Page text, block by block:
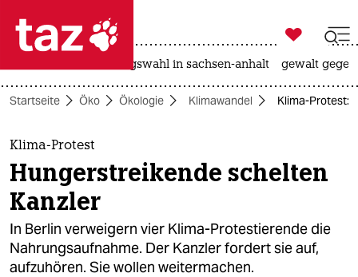
 taz zahl ich
taz zahl ich
themen
politik
öko
gesellschaft

taz zahl ich
landtagswahl in sachsen-anhalt gewalt
Startseite Öko Ökologie Klimawandel Klima-Protest:
Klima-Protest
Hungerstreikende schelten
Kanzler
In Berlin verweigern vier Klima-Protestierende die
Nahrungsaufnahme. Der Kanzler fordert sie auf,
aufzuhören. Sie wollen weitermachen.